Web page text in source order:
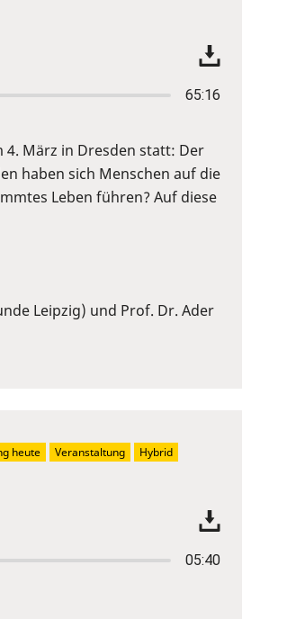
65:16
März in Dresden statt: Der
haben sich Menschen auf die
Leben führen? Auf diese
Leipzig) und Prof. Dr. Ader
05:40
heute Veranstaltung Hybrid